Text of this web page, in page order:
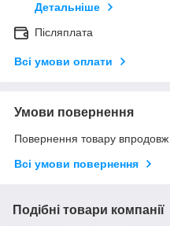
Детальніше
Післяплата
Всі умови оплати
Умови повернення
Повернення товару впродовж
Всі умови повернення
Подібні товари компанії